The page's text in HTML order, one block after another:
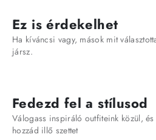
Ez is érdekelhet
Ha kíváncsi vagy, mások mit
jársz.
Fedezd fel a stílusod
Válogass inspiráló outfiteink közül,
hozzád illő szettet